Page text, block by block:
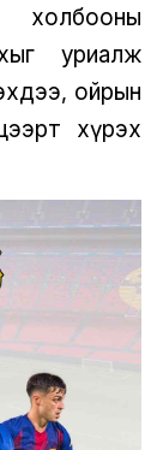
уриалж
ойрын
хүрэх